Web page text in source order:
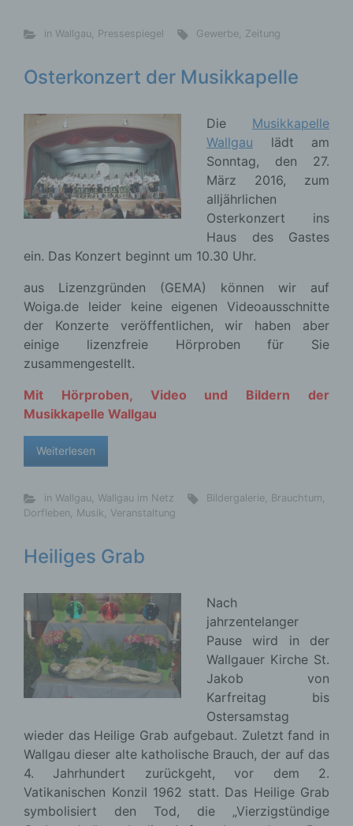
in Wallgau, Pressespiegel Gewerbe, Zeitung
Osterkonzert der Musikkapelle
Die Musikkapelle
Wallgau lädt am
Sonntag, den 27.
März 2016, zum
alljährlichen
Osterkonzert ins
Haus des Gastes
ein. Das Konzert beginnt um 10.30 Uhr.
aus Lizenzgründen (GEMA) können wir auf
Woiga.de leider keine eigenen Videoausschnitte
der Konzerte veröffentlichen, wir haben aber
einige lizenzfreie Hörproben für Sie
zusammengestellt.
Mit Hörproben, Video und Bildern der
Musikkapelle Wallgau
Weiterlesen
in Wallgau, Wallgau im Netz Bildergalerie, Brauchtum,
Dorfleben, Musik, Veranstaltung
Heiliges Grab
Nach
jahrzentelanger
Pause wird in der
Wallgauer Kirche St.
Jakob von
Karfreitag bis
Ostersamstag
wieder das Heilige Grab aufgebaut. Zuletzt fand in
Wallgau dieser alte katholische Brauch, der auf das
4. Jahrhundert zurückgeht, vor dem 2.
Vatikanischen Konzil 1962 statt. Das Heilige Grab
symbolisiert den Tod, die „Vierzigstündige